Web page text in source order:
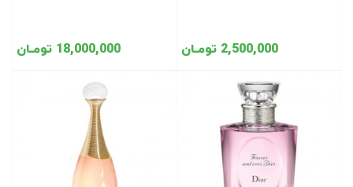
2,500,000 تومـان 18,000,000 تومـان